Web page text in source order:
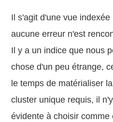
Il s'agit d'une vue
aucune erreur n'est
Il y a un indice que nous
chose d'un peu étrange,
le temps de matérialiser
cluster unique requis, il
évidente à choisir